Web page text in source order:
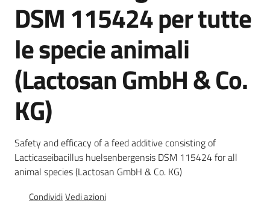
Sede
di
Bruxelles
Seguici
su
DSM 115424 per tutte
le specie animali
(Lactosan GmbH & Co.
KG)
Safety and efficacy of a feed additive consisting of
Lacticaseibacillus huelsenbergensis DSM 115424 for all
animal species (Lactosan GmbH & Co. KG)
CondividiVedi azioni